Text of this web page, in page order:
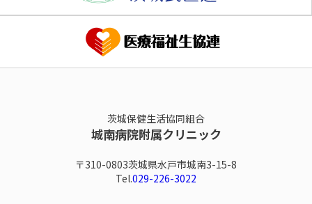
茨城保健生活協同組合
城南病院附属クリニック
〒310-0803茨城県水戸市城南3-15-8
Tel.029-226-3022